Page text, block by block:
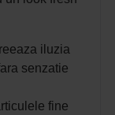
iluzia
senzatie
fine